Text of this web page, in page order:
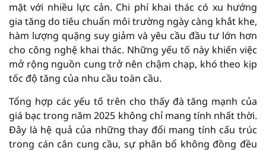
mặt với nhiều lực cản. Chi phí khai thác có xu hướng
gia tăng do tiêu chuẩn môi trường ngày càng khắt khe,
hàm lượng quặng suy giảm và yêu cầu đầu tư lớn hơn
cho công nghệ khai thác. Những yếu tố này khiến việc
mở rộng nguồn cung trở nên chậm chạp, khó theo kịp
tốc độ tăng của nhu cầu toàn cầu.
Tổng hợp các yếu tố trên cho thấy đà tăng mạnh của
giá bạc trong năm 2025 không chỉ mang tính nhất thời.
Đây là hệ quả của những thay đổi mang tính cấu trúc
trong cán cân cung cầu, sự phân bổ không đồng đều